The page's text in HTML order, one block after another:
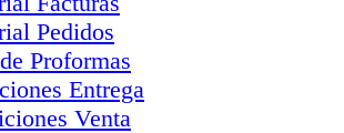
Pedidos
Proformas
Entrega
Venta